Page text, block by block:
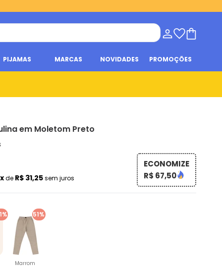
PIJAMAS MARCAS NOVIDADES PROMOÇÕES
em Moletom Preto
de R$ 31,25sem juros
ECONOMIZE
R$ 67,50
51%
Marrom